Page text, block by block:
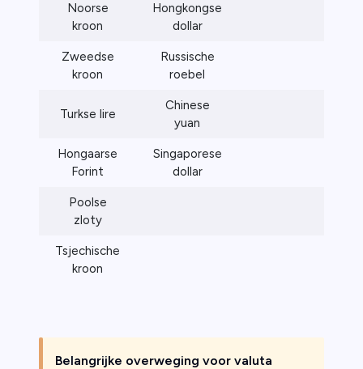
Noorse
kroon
Hongkongse
dollar
Zweedse
kroon
Russische
roebel
Turkse lire
Chinese
yuan
Hongaarse
Forint
Singaporese
dollar
Poolse
zloty
Tsjechische
kroon
Belangrijke overweging voor valuta